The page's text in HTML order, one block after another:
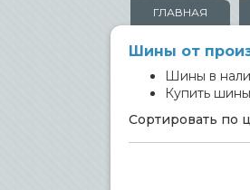
ГЛАВНАЯ
Шины от
Шины в
Купить
Сортировать по